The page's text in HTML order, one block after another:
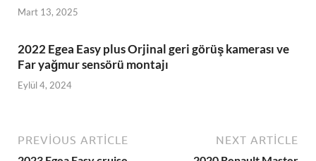
Mart 13, 2025
2022 Egea Easy plus Orjinal geri görüş kamerası ve
Far yağmur sensörü montajı
Eylül 4, 2024
PREVIOUS ARTICLE NEXT ARTICLE